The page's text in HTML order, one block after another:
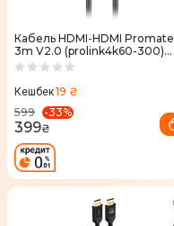
Кабель HDMI-HDMI Promate
3m V2.0 (prolink4k60-300)
чорний
Кешбек19 ₴
599
-33%
399₴